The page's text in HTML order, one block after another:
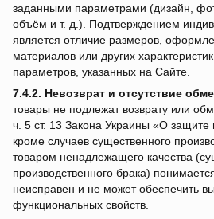
заданными параметрами (дизайн,
объём и т. д.). Подтверждением
является отличие размеров,
материалов или других
параметров, указанных на Сайте.
7.4.2. Невозврат и отсутствие
товары не подлежат возврату или
ч. 5 ст. 13 Закона Украины «О защите
кроме случаев существенного
товаром ненадлежащего качества
производственного брака)
неисправен и не может обеспечить
функциональных свойств.